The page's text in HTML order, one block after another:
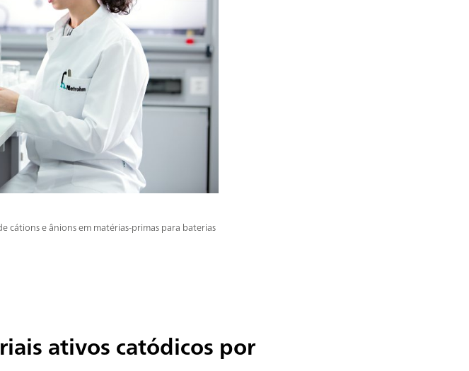
e ânions em matérias-primas para baterias
ativos catódicos por